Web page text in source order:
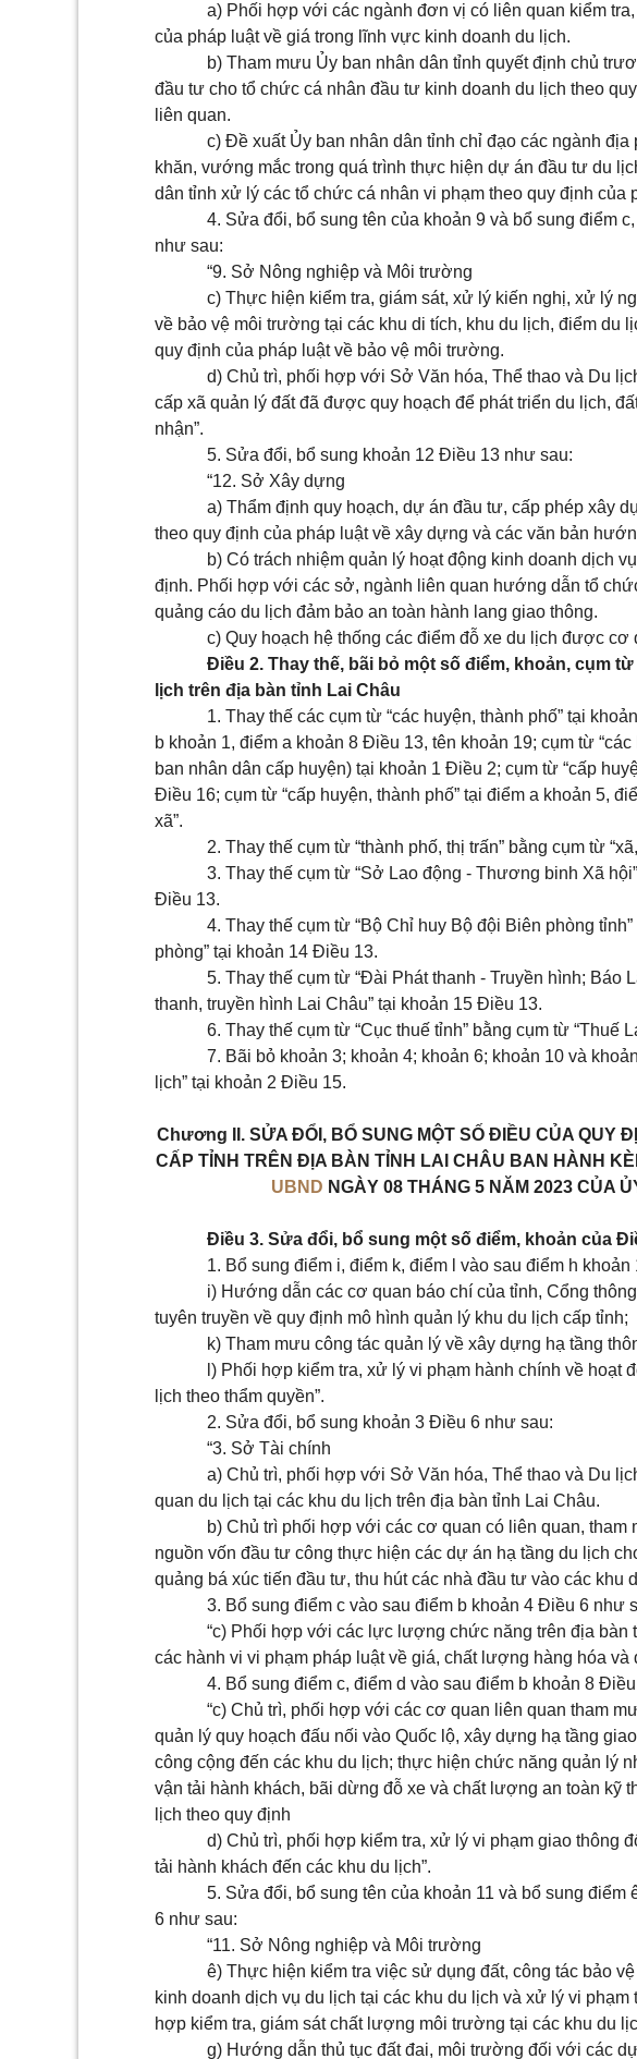
a) Phối hợp với các ngành đơn vị có liên quan kiểm
của pháp luật về giá trong lĩnh vực kinh doanh du lịch.
b) Tham mưu Ủy ban nhân dân tỉnh quyết định chủ
đầu tư cho tổ chức cá nhân đầu tư kinh doanh du lịch theo
liên quan.
c) Đề xuất Ủy ban nhân dân tỉnh chỉ đạo các ngành
khăn, vướng mắc trong quá trình thực hiện dự án đầu tư du
dân tỉnh xử lý các tổ chức cá nhân vi phạm theo quy định của
4. Sửa đổi, bổ sung tên của khoản 9 và bổ sung điểm
như sau:
“9. Sở Nông nghiệp và Môi trường
c) Thực hiện kiểm tra, giám sát, xử lý kiến nghị, xử lý
về bảo vệ môi trường tại các khu di tích, khu du lịch, điểm du
quy định của pháp luật về bảo vệ môi trường.
d) Chủ trì, phối hợp với Sở Văn hóa, Thể thao và Du
cấp xã quản lý đất đã được quy hoạch để phát triển du lịch,
nhận”.
5. Sửa đổi, bổ sung khoản 12 Điều 13 như sau:
“12. Sở Xây dựng
a) Thẩm định quy hoạch, dự án đầu tư, cấp phép xây
theo quy định của pháp luật về xây dựng và các văn bản
b) Có trách nhiệm quản lý hoạt động kinh doanh dịch
định. Phối hợp với các sở, ngành liên quan hướng dẫn tổ
quảng cáo du lịch đảm bảo an toàn hành lang giao thông.
c) Quy hoạch hệ thống các điểm đỗ xe du lịch được cơ
Điều 2. Thay thế, bãi bỏ một số điểm, khoản, cụm
lịch trên địa bàn tỉnh Lai Châu
1. Thay thế các cụm từ “các huyện, thành phố” tại
b khoản 1, điểm a khoản 8 Điều 13, tên khoản 19; cụm từ
ban nhân dân cấp huyện) tại khoản 1 Điều 2; cụm từ “cấp
Điều 16; cụm từ “cấp huyện, thành phố” tại điểm a khoản 5,
xã”.
2. Thay thế cụm từ “thành phố, thị trấn” bằng cụm từ
3. Thay thế cụm từ “Sở Lao động - Thương binh Xã
Điều 13.
4. Thay thế cụm từ “Bộ Chỉ huy Bộ đội Biên phòng
phòng” tại khoản 14 Điều 13.
5. Thay thế cụm từ “Đài Phát thanh - Truyền hình; Báo
thanh, truyền hình Lai Châu” tại khoản 15 Điều 13.
6. Thay thế cụm từ “Cục thuế tỉnh” bằng cụm từ “Thuế
7. Bãi bỏ khoản 3; khoản 4; khoản 6; khoản 10 và
lịch” tại khoản 2 Điều 15.
Chương II. SỬA ĐỔI, BỔ SUNG MỘT SỐ ĐIỀU CỦA QUY
CẤP TỈNH TRÊN ĐỊA BÀN TỈNH LAI CHÂU BAN HÀNH
UBND NGÀY 08 THÁNG 5 NĂM 2023 CỦA
Điều 3. Sửa đổi, bổ sung một số điểm, khoản của
1. Bổ sung điểm i, điểm k, điểm l vào sau điểm h khoản
i) Hướng dẫn các cơ quan báo chí của tỉnh, Cổng
tuyên truyền về quy định mô hình quản lý khu du lịch cấp tỉnh;
k) Tham mưu công tác quản lý về xây dựng hạ tầng
l) Phối hợp kiểm tra, xử lý vi phạm hành chính về hoạt
lịch theo thẩm quyền”.
2. Sửa đổi, bổ sung khoản 3 Điều 6 như sau:
“3. Sở Tài chính
a) Chủ trì, phối hợp với Sở Văn hóa, Thể thao và Du
quan du lịch tại các khu du lịch trên địa bàn tỉnh Lai Châu.
b) Chủ trì phối hợp với các cơ quan có liên quan, tham
nguồn vốn đầu tư công thực hiện các dự án hạ tầng du lịch
quảng bá xúc tiến đầu tư, thu hút các nhà đầu tư vào các khu
3. Bổ sung điểm c vào sau điểm b khoản 4 Điều 6 như
“c) Phối hợp với các lực lượng chức năng trên địa bàn
các hành vi vi phạm pháp luật về giá, chất lượng hàng hóa và
4. Bổ sung điểm c, điểm d vào sau điểm b khoản 8
“c) Chủ trì, phối hợp với các cơ quan liên quan tham
quản lý quy hoạch đấu nối vào Quốc lộ, xây dựng hạ tầng
công cộng đến các khu du lịch; thực hiện chức năng quản lý
vận tải hành khách, bãi dừng đỗ xe và chất lượng an toàn kỹ
lịch theo quy định
d) Chủ trì, phối hợp kiểm tra, xử lý vi phạm giao thông
tải hành khách đến các khu du lịch”.
5. Sửa đổi, bổ sung tên của khoản 11 và bổ sung điểm
6 như sau:
“11. Sở Nông nghiệp và Môi trường
ê) Thực hiện kiểm tra việc sử dụng đất, công tác bảo
kinh doanh dịch vụ du lịch tại các khu du lịch và xử lý vi
hợp kiểm tra, giám sát chất lượng môi trường tại các khu du
g) Hướng dẫn thủ tục đất đai, môi trường đối với các